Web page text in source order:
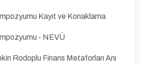
Kayıt ve Konaklama
- NEVÜ
Rodoplu Finans Metaforları Anı